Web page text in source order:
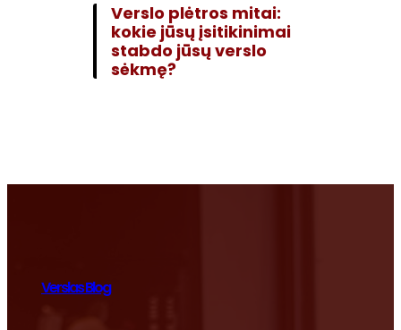
Verslo plėtros mitai:
kokie jūsų įsitikinimai
stabdo jūsų verslo
sėkmę?
Verslas Blog